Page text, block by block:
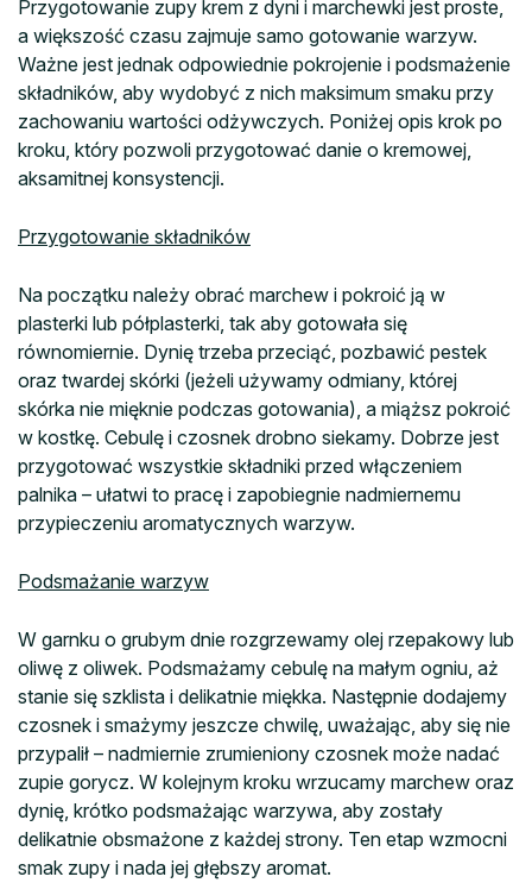
Przygotowanie zupy krem z dyni i marchewki jest proste,
a większość czasu zajmuje samo gotowanie warzyw.
Ważne jest jednak odpowiednie pokrojenie i podsmażenie
składników, aby wydobyć z nich maksimum smaku przy
zachowaniu wartości odżywczych. Poniżej opis krok po
kroku, który pozwoli przygotować danie o kremowej,
aksamitnej konsystencji.
Przygotowanie składników
Na początku należy obrać marchew i pokroić ją w
plasterki lub półplasterki, tak aby gotowała się
równomiernie. Dynię trzeba przeciąć, pozbawić pestek
oraz twardej skórki (jeżeli używamy odmiany, której
skórka nie mięknie podczas gotowania), a miąższ pokroić
w kostkę. Cebulę i czosnek drobno siekamy. Dobrze jest
przygotować wszystkie składniki przed włączeniem
palnika – ułatwi to pracę i zapobiegnie nadmiernemu
przypieczeniu aromatycznych warzyw.
Podsmażanie warzyw
W garnku o grubym dnie rozgrzewamy olej rzepakowy lub
oliwę z oliwek. Podsmażamy cebulę na małym ogniu, aż
stanie się szklista i delikatnie miękka. Następnie dodajemy
czosnek i smażymy jeszcze chwilę, uważając, aby się nie
przypalił – nadmiernie zrumieniony czosnek może nadać
zupie gorycz. W kolejnym kroku wrzucamy marchew oraz
dynię, krótko podsmażając warzywa, aby zostały
delikatnie obsmażone z każdej strony. Ten etap wzmocni
smak zupy i nada jej głębszy aromat.